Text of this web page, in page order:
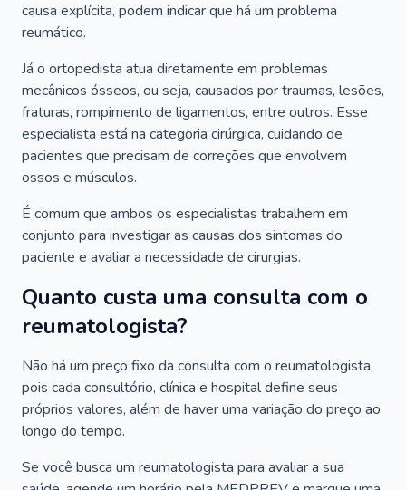
causa explícita, podem indicar que há um problema
reumático.
Já o ortopedista atua diretamente em problemas
mecânicos ósseos, ou seja, causados por traumas, lesões,
fraturas, rompimento de ligamentos, entre outros. Esse
especialista está na categoria cirúrgica, cuidando de
pacientes que precisam de correções que envolvem
ossos e músculos.
É comum que ambos os especialistas trabalhem em
conjunto para investigar as causas dos sintomas do
paciente e avaliar a necessidade de cirurgias.
Quanto custa uma consulta com o
reumatologista?
Não há um preço fixo da consulta com o reumatologista,
pois cada consultório, clínica e hospital define seus
próprios valores, além de haver uma variação do preço ao
longo do tempo.
Se você busca um reumatologista para avaliar a sua